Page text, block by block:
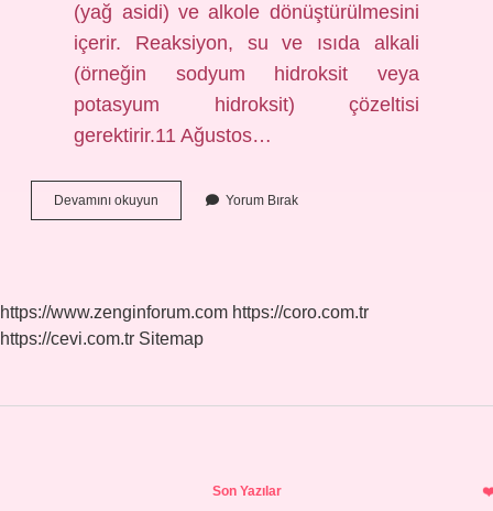
(yağ asidi) ve alkole dönüştürülmesini
içerir. Reaksiyon, su ve ısıda alkali
(örneğin sodyum hidroksit veya
potasyum hidroksit) çözeltisi
gerektirir.11 Ağustos…
Devamını okuyun Yağlarda
Sabunlaşma
Yorum Bırak
https://www.zenginforum.com https://coro.com.tr
https://cevi.com.tr Sitemap
Son Yazılar